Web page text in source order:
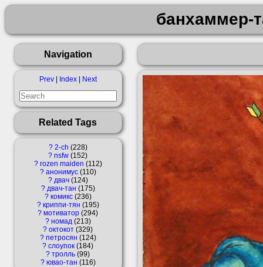
банхаммер-
Navigation
Prev Index Next
Related Tags
? 2-ch 228
? nsfw 152
? rozen maiden
112
? анонимус 110
? двач 124
? двач-тан
175
? комикс 236
? криппи-тян
195
? мотиватор 294
? номад 213
? октокот 329
? петросян
124
? слоупок 184
? тролль 99
? ювао-тан 116